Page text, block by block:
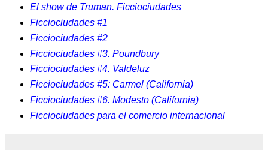
El show de Truman. Ficciociudades
Ficciociudades #1
Ficciociudades #2
Ficciociudades #3. Poundbury
Ficciociudades #4. Valdeluz
Ficciociudades #5: Carmel (California)
Ficciociudades #6. Modesto (California)
Ficciociudades para el comercio internacional